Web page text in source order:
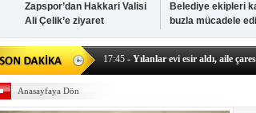
Zapspor’dan Hakkari Valisi
Ali Çelik’e ziyaret
Belediye ekipleri
buzla mücadele
14:38- Başkan Kaya, Oda ve
17:45 - Yılanlar evi esir aldı, aile
17:43- Hakkari Cumhuriyet
17:37- Başkan Büyüksu: Gençlerimiz
Anasayfaya Dön